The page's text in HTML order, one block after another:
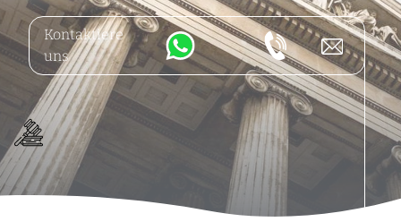
Kontaktiere
uns